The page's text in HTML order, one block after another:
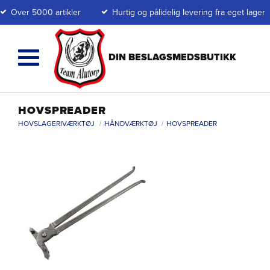
Over 5000 artikler Hurtig og pålidelig levering fra eget lager
HOVSPREADER
HOVSLAGERIVÆRKTØJ HÅNDVÆRKTØJ HOVSPREADER